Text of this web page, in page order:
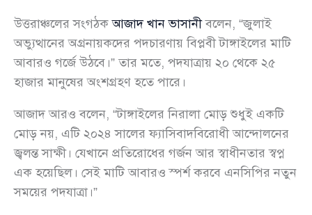
উত্তরাঞ্চলের সংগঠকআজাদ খান ভাসানীবলেন, “জুলাই
অভ্যুত্থানের অগ্রনায়কদের পদচারণায় বিপ্লবী টাঙ্গাইলের মাটি
আবারও গর্জে উঠবে।” তার মতে, পদযাত্রায় ২০ থেকে ২৫
হাজার মানুষের অংশগ্রহণ হতে পারে।
আজাদ আরও বলেন, “টাঙ্গাইলের নিরালা মোড় শুধুই একটি
মোড় নয়, এটি ২০২৪ সালের ফ্যাসিবাদবিরোধী আন্দোলনের
জ্বলন্ত সাক্ষী। যেখানে প্রতিরোধের গর্জন আর স্বাধীনতার স্বপ্ন
এক হয়েছিল। সেই মাটি আবারও স্পর্শ করবে এনসিপির নতুন
সময়ের পদযাত্রা।”